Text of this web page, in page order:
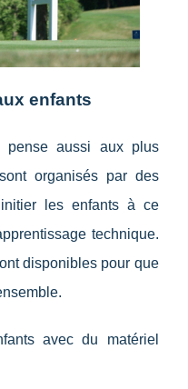
enfants
pense aussi aux plus
organisés par des
les enfants à ce
technique.
disponibles pour que
avec du matériel